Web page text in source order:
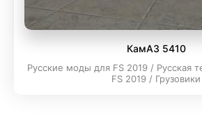
КамАЗ 5410
Русские моды для FS 2019 / Русская
FS 2019 / Грузовики